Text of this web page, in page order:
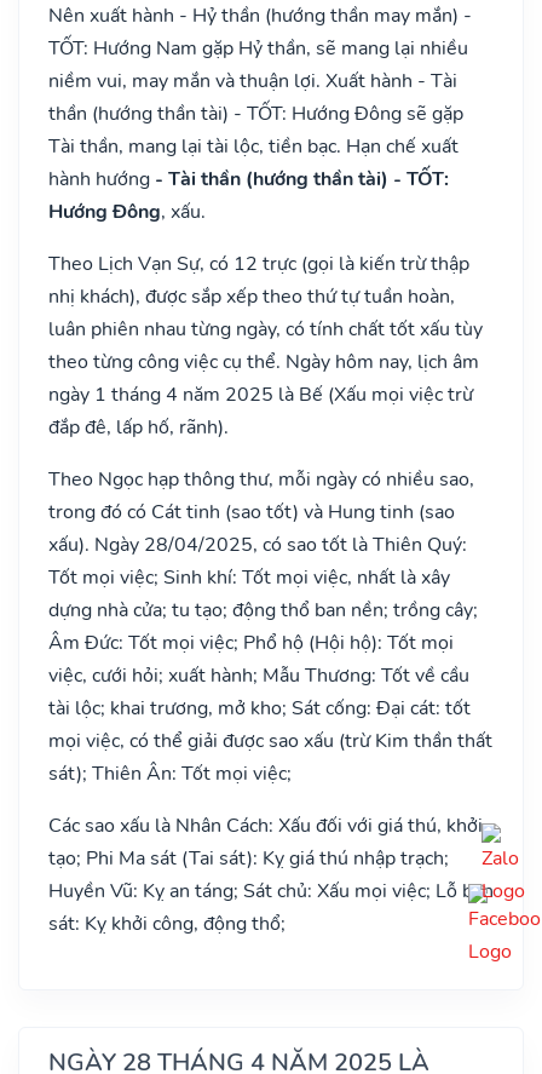
Nên xuất hành - Hỷ thần (hướng thần may mắn) -
TỐT: Hướng Nam gặp Hỷ thần, sẽ mang lại nhiều
niềm vui, may mắn và thuận lợi. Xuất hành - Tài
thần (hướng thần tài) - TỐT: Hướng Đông sẽ gặp
Tài thần, mang lại tài lộc, tiền bạc. Hạn chế xuất
hành hướng - Tài thần (hướng thần tài) - TỐT:
Hướng Đông, xấu.
Theo Lịch Vạn Sự, có 12 trực (gọi là kiến trừ thập
nhị khách), được sắp xếp theo thứ tự tuần hoàn,
luân phiên nhau từng ngày, có tính chất tốt xấu tùy
theo từng công việc cụ thể. Ngày hôm nay, lịch âm
ngày 1 tháng 4 năm 2025 là Bế (Xấu mọi việc trừ
đắp đê, lấp hố, rãnh).
Theo Ngọc hạp thông thư, mỗi ngày có nhiều sao,
trong đó có Cát tinh (sao tốt) và Hung tinh (sao
xấu). Ngày 28/04/2025, có sao tốt là Thiên Quý:
Tốt mọi việc; Sinh khí: Tốt mọi việc, nhất là xây
dựng nhà cửa; tu tạo; động thổ ban nền; trồng cây;
Âm Đức: Tốt mọi việc; Phổ hộ (Hội hộ): Tốt mọi
việc, cưới hỏi; xuất hành; Mẫu Thương: Tốt về cầu
tài lộc; khai trương, mở kho; Sát cống: Đại cát: tốt
mọi việc, có thể giải được sao xấu (trừ Kim thần thất
sát); Thiên Ân: Tốt mọi việc;
Các sao xấu là Nhân Cách: Xấu đối với giá thú, khởi
tạo; Phi Ma sát (Tai sát): Kỵ giá thú nhập trạch;
Huyền Vũ: Kỵ an táng; Sát chủ: Xấu mọi việc; Lỗ ban
sát: Kỵ khởi công, động thổ;
NGÀY 28 THÁNG 4 NĂM 2025 LÀ